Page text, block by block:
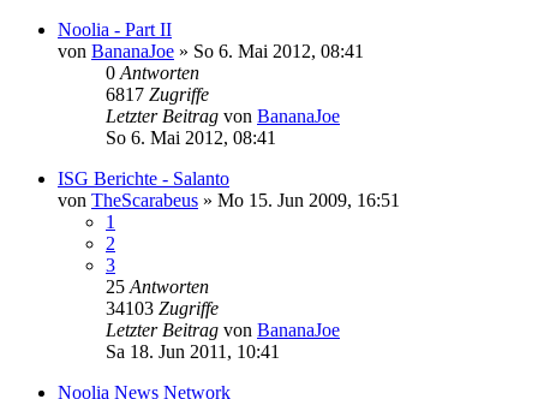
Noolia - Part II
von BananaJoe » So 6. Mai 2012, 08:41
0 Antworten
6817 Zugriffe
Letzter Beitrag von BananaJoe
So 6. Mai 2012, 08:41
ISG Berichte - Salanto
von TheScarabeus » Mo 15. Jun 2009, 16:51
1
2
3
25 Antworten
34103 Zugriffe
Letzter Beitrag von BananaJoe
Sa 18. Jun 2011, 10:41
Noolia News Network